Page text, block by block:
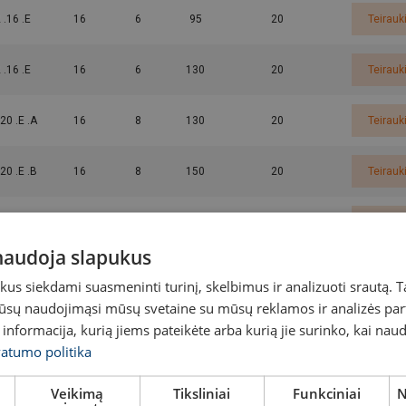
.16 .E 16 6 95 20
.16 .E 16 6 130 20
.E .A 16 8 130 20
.E .B 16 8 150 20
.E 19 250 20
.29 .E 22 8 320 20
slapukus
siekdami suasmeninti turinį, skelbimus ir analizuoti srautą.
naudojimąsi mūsų svetaine su mūsų reklamos ir analizės
kurią jiems pateikėte arba kurią jie surinko, kai
politika
Veikimą
Tiksliniai Funkciniai